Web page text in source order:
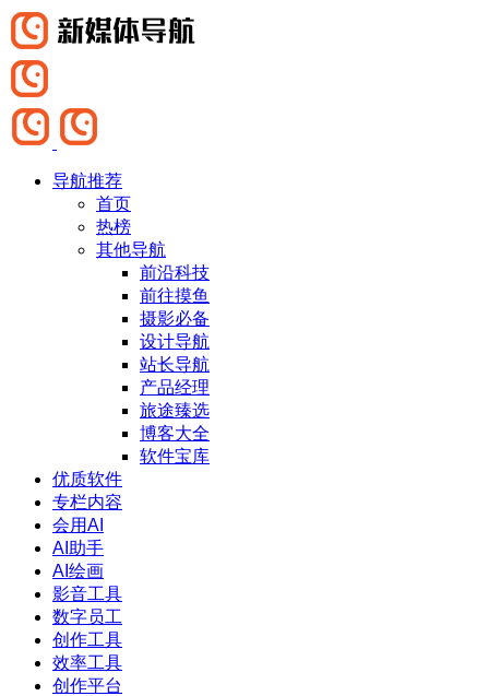
导航推荐
首页
热榜
其他导航
前沿科技
前往摸鱼
摄影必备
设计导航
站长导航
产品经理
旅途臻选
博客大全
软件宝库
优质软件
专栏内容
会用AI
AI助手
AI绘画
影音工具
数字员工
创作工具
效率工具
创作平台